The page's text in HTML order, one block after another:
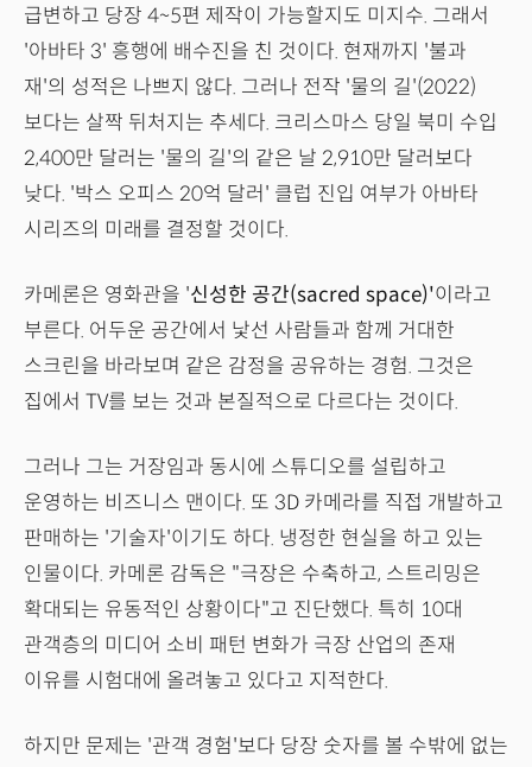
급변하고 당장 4~5편 제작이 가능할지도 미지수. 그래서
'아바타 3' 흥행에 배수진을 친 것이다. 현재까지 '불과
재'의 성적은 나쁘지 않다. 그러나 전작 '물의 길'(2022)
보다는 살짝 뒤처지는 추세다. 크리스마스 당일 북미 수입
2,400만 달러는 '물의 길'의 같은 날 2,910만 달러보다
낮다. '박스 오피스 20억 달러' 클럽 진입 여부가 아바타
시리즈의 미래를 결정할 것이다.
카메론은 영화관을 '신성한 공간(sacred space)'이라고
부른다. 어두운 공간에서 낯선 사람들과 함께 거대한
스크린을 바라보며 같은 감정을 공유하는 경험. 그것은
집에서 TV를 보는 것과 본질적으로 다르다는 것이다.
그러나 그는 거장임과 동시에 스튜디오를 설립하고
운영하는 비즈니스 맨이다. 또 3D 카메라를 직접 개발하고
판매하는 '기술자'이기도 하다. 냉정한 현실을 하고 있는
인물이다. 카메론 감독은 "극장은 수축하고, 스트리밍은
확대되는 유동적인 상황이다"고 진단했다. 특히 10대
관객층의 미디어 소비 패턴 변화가 극장 산업의 존재
이유를 시험대에 올려놓고 있다고 지적한다.
하지만 문제는 '관객 경험'보다 당장 숫자를 볼 수밖에 없는